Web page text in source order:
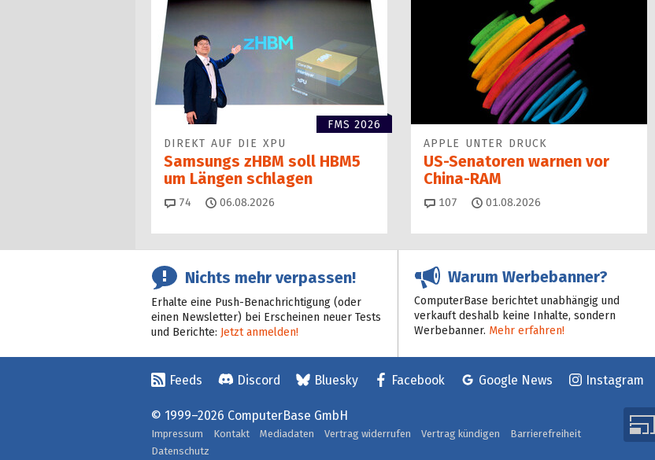
FMS 2026
DIREKT AUF DIE XPU
Samsungs zHBM soll HBM5
um Längen schlagen
74 Kommentare
06.08.2026
APPLE UNTER DRUCK
US-Senatoren warnen vor
China-RAM
107 Kommentare
01.08.2026
Nichts mehr verpassen!
Erhalte eine Push-Benachrichtigung (oder
einen Newsletter) bei Erscheinen neuer Tests
und Berichte: Jetzt anmelden!
Warum Werbebanner?
ComputerBase berichtet unabhängig und
verkauft deshalb keine Inhalte, sondern
Werbebanner. Mehr erfahren!
Feeds Discord Bluesky Facebook Google News Instagram
© 1999–2026 ComputerBase GmbH
Impressum Kontakt Mediadaten Vertrag widerrufen Vertrag kündigen
Barrierefreiheit
Datenschutz